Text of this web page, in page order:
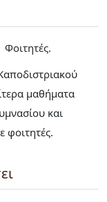
Φοιτητές
μαθήματα
και
φοιτητές.